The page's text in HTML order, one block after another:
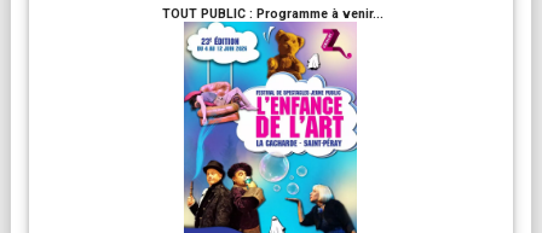
TOUT PUBLIC : Programme à venir...